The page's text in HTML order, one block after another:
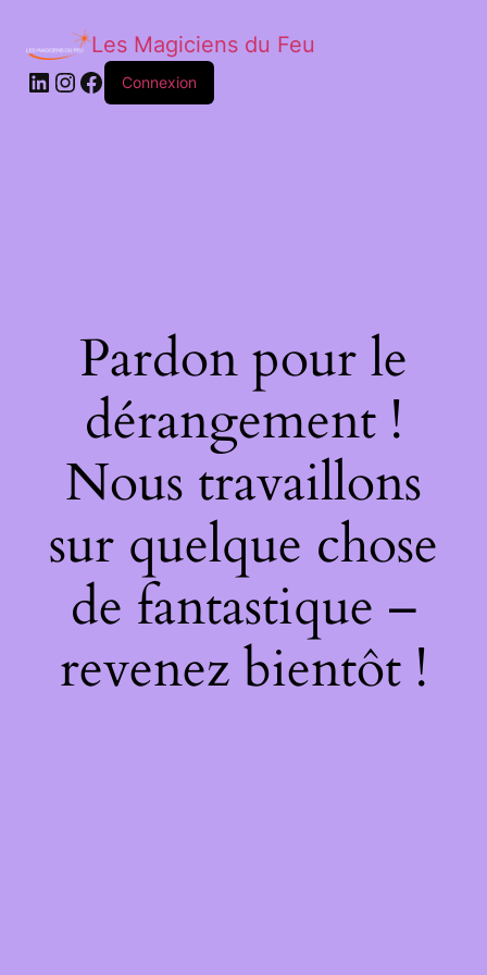
Les Magiciens du Feu
LinkedIn
Instagram
Facebook
Connexion
Pardon pour le
dérangement !
Nous travaillons
sur quelque chose
de fantastique –
revenez bientôt !